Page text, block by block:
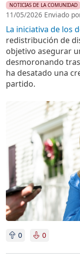
NOTICIAS DE LA COMUNIDAD
11/05/2026 Enviado
La iniciativa de los
redistribución de
objetivo asegurar
desmoronando
ha desatado una
partido.
0 0